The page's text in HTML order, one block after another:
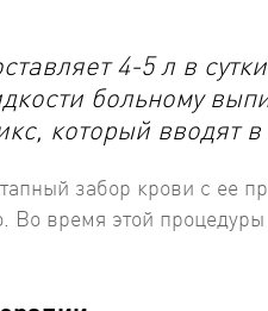
4-5 л в
больному
который вводят
забор крови с ее
время этой